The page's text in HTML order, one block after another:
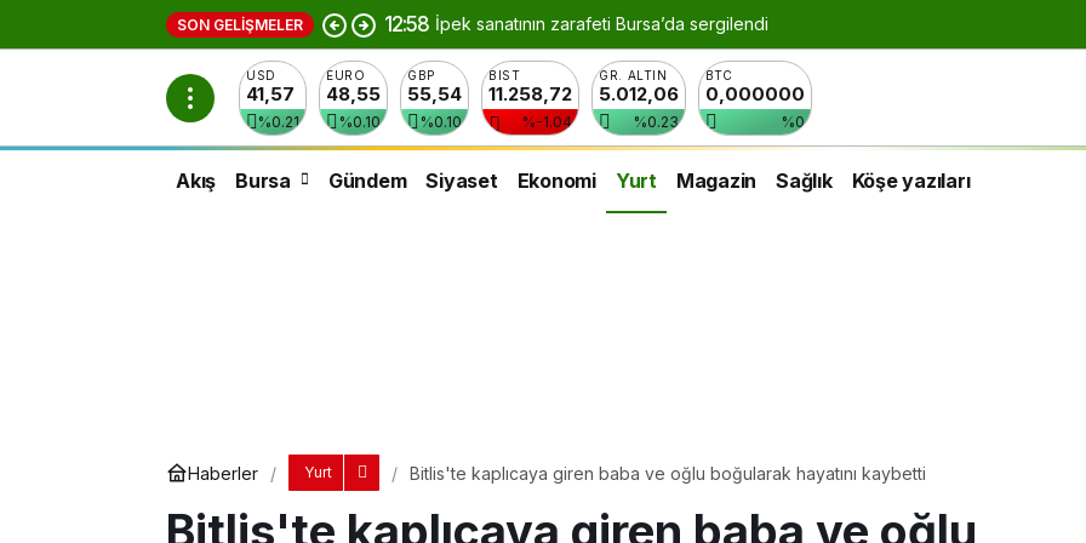
SON GELIŞMELER 12:58 İpek sanatının zarafeti Bursa’da sergilendi
USD
41,57
%0.21
EURO
48,55
%0.10
GBP
55,54
%0.10
BIST
11.258,72
%-1.04
GR. ALTIN
5.012,06
%0.23
BTC
0,000000
%0
Akış Bursa Gündem Siyaset Ekonomi Yurt Magazin Sağlık Köşe yazıları
Haberler Yurt Bitlis'te kaplıcaya giren baba ve oğlu boğularak hayatını kaybetti
Bitlis'te kaplıcaya giren baba ve oğlu